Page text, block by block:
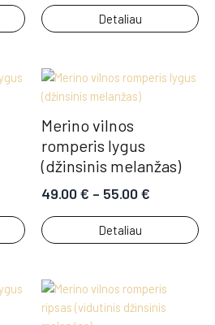
Detaliau
Merino vilnos
romperis lygus
(džinsinis melanžas)
49.00€ – 55.00€
Detaliau